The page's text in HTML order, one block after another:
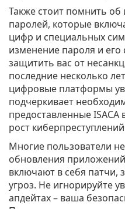
Также стоит помнить
паролей, которые
цифр и специальных
изменение пароля и
защитить вас от
последние несколько
цифровые платформы
подчеркивает
предоставленные ISACA
рост
Многие пользователи
обновления
включают в себя
угроз. Не игнорируйте
апдейтах – ваша